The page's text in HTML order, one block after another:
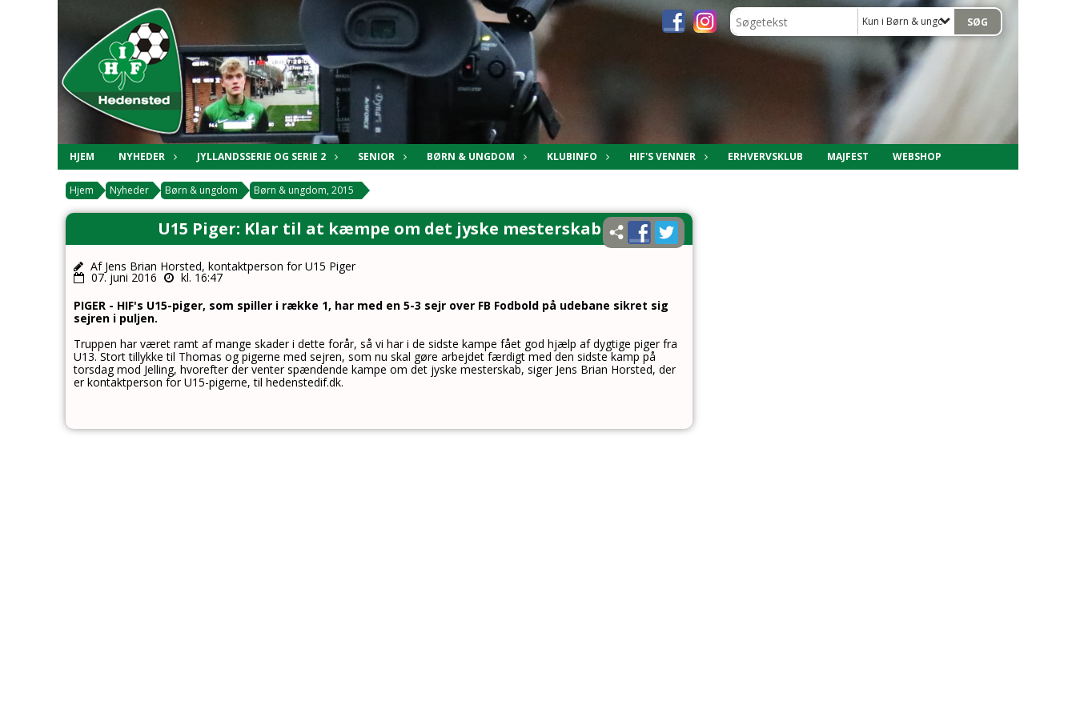
Kun i Børn & ungdom, 2015
HJEM NYHEDER JYLLANDSSERIE OG SERIE 2 SENIOR BØRN & UNGDOM KLUBINFO HIF'S VENNER ERHVERVSKLUB MAJFEST WEBSHOP
Hjem Nyheder Børn & ungdom Børn & ungdom, 2015
U15 Piger: Klar til at kæmpe om det jyske mesterskab
Af Jens Brian Horsted, kontaktperson for U15 Piger
07. juni 2016
kl. 16:47
PIGER - HIF's U15-piger, som spiller i række 1, har med en 5-3 sejr over FB Fodbold på udebane sikret sig
sejren i puljen.
Truppen har været ramt af mange skader i dette forår, så vi har i de sidste kampe fået god hjælp af dygtige piger fra
U13. Stort tillykke til Thomas og pigerne med sejren, som nu skal gøre arbejdet færdigt med den sidste kamp på
torsdag mod Jelling, hvorefter der venter spændende kampe om det jyske mesterskab, siger Jens Brian Horsted, der
er kontaktperson for U15-pigerne, til hedenstedif.dk.